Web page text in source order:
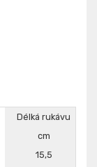
Délká rukávu
cm
15,5